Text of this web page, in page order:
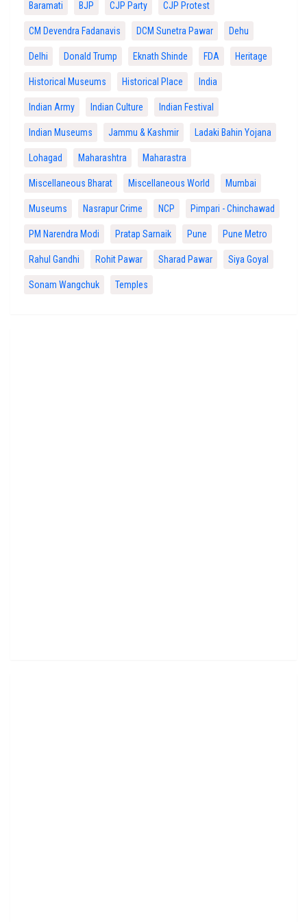
Baramati BJP CJP Party CJP Protest
CM Devendra Fadanavis DCM Sunetra Pawar Dehu
Delhi Donald Trump Eknath Shinde FDA Heritage
Historical Museums Historical Place India
Indian Army Indian Culture Indian Festival
Indian Museums Jammu & Kashmir Ladaki Bahin Yojana
Lohagad Maharashtra Maharastra
Miscellaneous Bharat Miscellaneous World Mumbai
Museums Nasrapur Crime NCP Pimpari - Chinchawad
PM Narendra Modi Pratap Sarnaik Pune Pune Metro
Rahul Gandhi Rohit Pawar Sharad Pawar Siya Goyal
Sonam Wangchuk Temples